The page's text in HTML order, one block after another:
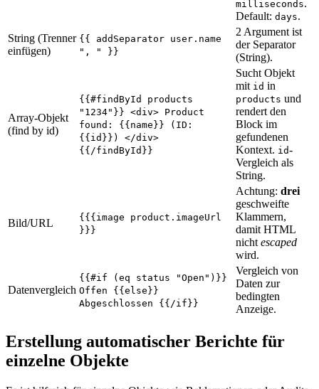
milliseconds.
Default: days.
String (Trenner
einfügen)
{{ addSeparator user.name
", " }}
2 Argument ist
der Separator
(String).
Array-Objekt
(find by id)
{{#findById products
"1234"}} <div> Product
found: {{name}} (ID:
{{id}}) </div>
{{/findById}}
Sucht Objekt
mit id in
products und
rendert den
Block im
gefundenen
Kontext. id-
Vergleich als
String.
Bild/URL
{{{image product.imageUrl
}}}
Achtung: drei
geschweifte
Klammern,
damit HTML
nicht escaped
wird.
Datenvergleich
{{#if (eq status "Open")}}
Offen {{else}}
Abgeschlossen {{/if}}
Vergleich von
Daten zur
bedingten
Anzeige.
Erstellung automatischer Berichte für
einzelne Objekte